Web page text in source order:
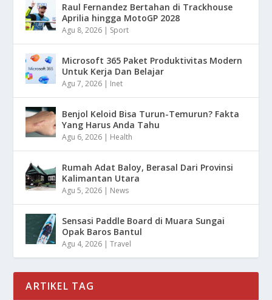
Raul Fernandez Bertahan di Trackhouse
Aprilia hingga MotoGP 2028
Agu 8, 2026 | Sport
Microsoft 365 Paket Produktivitas Modern
Untuk Kerja Dan Belajar
Agu 7, 2026 | Inet
Benjol Keloid Bisa Turun-Temurun? Fakta
Yang Harus Anda Tahu
Agu 6, 2026 | Health
Rumah Adat Baloy, Berasal Dari Provinsi
Kalimantan Utara
Agu 5, 2026 | News
Sensasi Paddle Board di Muara Sungai
Opak Baros Bantul
Agu 4, 2026 |Travel
ARTIKEL TAG